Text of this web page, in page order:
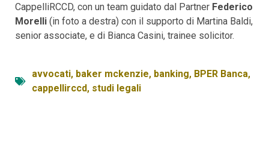
CappelliRCCD, con un team guidato dal Partner Federico
Morelli (in foto a destra) con il supporto di Martina Baldi,
senior associate, e di Bianca Casini, trainee solicitor.
avvocati, baker mckenzie, banking, BPER Banca,
cappellirccd, studi legali